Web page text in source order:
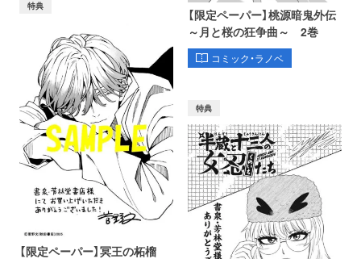
【限定ペーパー】桃源暗鬼外伝
～月と桜の狂争曲～ 2巻
コミック・ラノベ
特典
【限定ペーパー】冥王の柘榴
特典